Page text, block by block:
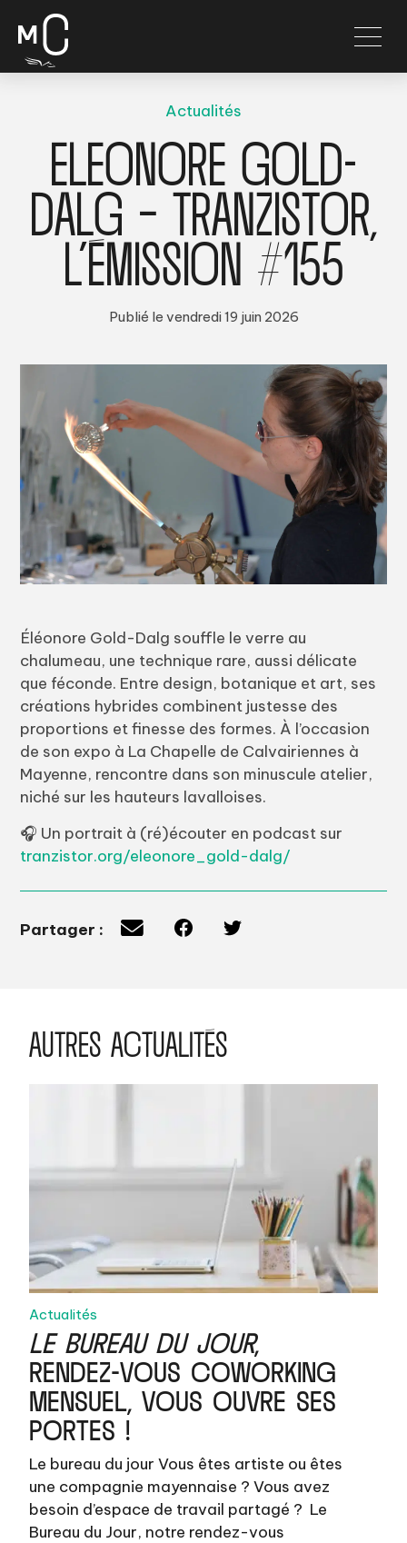
Actualités
ELEONORE GOLD-
DALG – TRANZISTOR,
L’ÉMISSION #155
Publié le vendredi 19 juin 2026
Éléonore Gold-Dalg souffle le verre au
chalumeau, une technique rare, aussi délicate
que féconde. Entre design, botanique et art, ses
créations hybrides combinent justesse des
proportions et finesse des formes. À l’occasion
de son expo à La Chapelle de Calvairiennes à
Mayenne, rencontre dans son minuscule atelier,
niché sur les hauteurs lavalloises.
🎧 Un portrait à (ré)écouter en podcast sur
tranzistor.org/eleonore_gold-dalg/
Partager :
AUTRES ACTUALITÉS
Actualités
LE BUREAU DU JOUR,
RENDEZ-VOUS COWORKING
MENSUEL, VOUS OUVRE SES
PORTES !
Le bureau du jour Vous êtes artiste ou êtes
une compagnie mayennaise ? Vous avez
besoin d’espace de travail partagé ? Le
Bureau du Jour, notre rendez-vous